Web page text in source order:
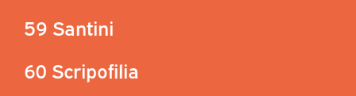
59 Santini
60 Scripofilia